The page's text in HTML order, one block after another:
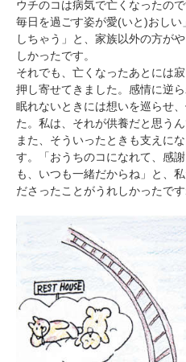
ウチのコは病気で亡くなったの
毎日を過ごす姿が愛(いと)おし
しちゃう」と、家族以外の方が
しかったです。
それでも、亡くなったあとには
押し寄せてきました。感情に逆
眠れないときには想いを巡らせ
た。私は、それが供養だと思うん
また、そういったときも支えに
す。「おうちのコになれて、感
も、いつも一緒だからね」と、
ださったことがうれしかったで